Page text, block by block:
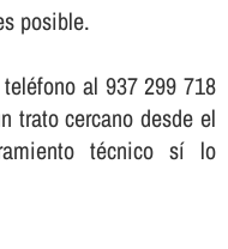
posible.
al 937 299 718
trato cercano desde el
técnico sí­ lo